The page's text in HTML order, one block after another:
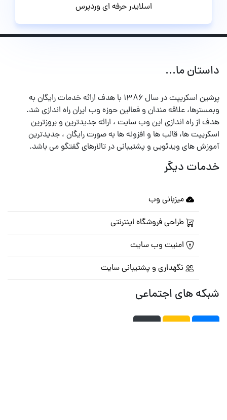
اسلایدر حرفه ای وردپرس
داستان ما...
پرشین اسکریپت در سال ۱۳۸۶ با هدف ارائه خدمات رایگان به
وبمسترها، علاقه مندان و فعالین حوزه وب ایران راه اندازی شد.
هدف از راه اندازی این وب سایت ، ارائه جدیدترین و بروزترین
اسکریپت ها، قالب ها و افزونه ها به صورت رایگان ، جدیدترین
آموزش های ویدئویی و پشتیبانی در تالارهای گفتگو می باشد.
خدمات دیگر
میزبانی وب
طراحی فروشگاه اینترنتی
امنیت وب سایت
نگهداری و پشتیبانی سایت
شبکه های اجتماعی